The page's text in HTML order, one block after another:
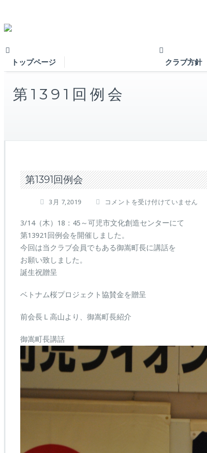
トップページ クラブ方針
第1391回例会
第1391回例会
3月 7,2019
第
3
9
1
回
コメントを受け付けていません
3/14（木）18：45～可児市文化創造センターにて
第13921回例会を開催しました。
今回は当クラブ会員でもある御嵩町長に講話を
お願い致しました。
誕生祝贈呈
ベトナム桜プロジェクト協賛金を贈呈
前会長Ｌ高山より、御嵩町長紹介
御嵩町長講話